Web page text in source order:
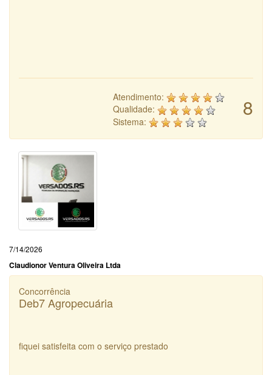
8
Atendimento:
Qualidade:
Sistema:
7/14/2026
Claudionor Ventura Oliveira Ltda
Concorrência
Deb7 Agropecuária
fiquei satisfeita com o serviço prestado